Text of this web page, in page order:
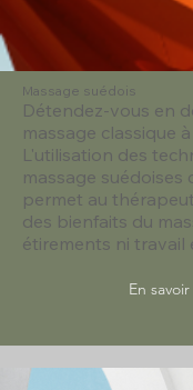
Massage suédois
Détendez-vous en
massage classique
L'utilisation des
massage suédoises
permet au
des bienfaits du
étirements ni travail
En